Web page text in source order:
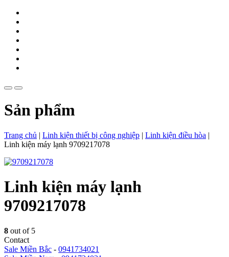
Sản phẩm
Trang chủ | Linh kiện thiết bị công nghiệp | Linh kiện điều hòa |
Linh kiện máy lạnh 9709217078
Linh kiện máy lạnh
9709217078
8 out of 5
Contact
Sale Miền Bắc - 0941734021